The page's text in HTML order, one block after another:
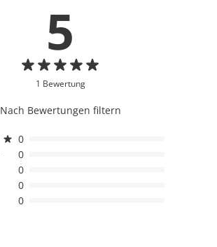
5
1 Bewertung
Nach Bewertungen filtern
0
0
0
0
0